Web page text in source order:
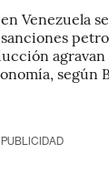
Venezuela
según
PUBLICIDAD